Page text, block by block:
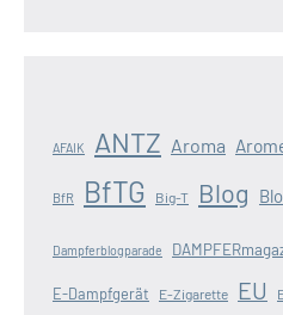
AFAIK ANTZ Aroma
BfR BfTG Big-T Blog
Dampferblogparade
E-Dampfgerät E-Zigarette EU